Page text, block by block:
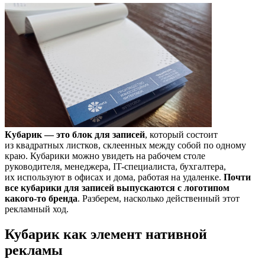
Кубарик — это блок для записей, который состоит
из квадратных листков, склеенных между собой по одному
краю. Кубарики можно увидеть на рабочем столе
руководителя, менеджера, IT-специалиста, бухгалтера,
их используют в офисах и дома, работая на удаленке. Почти
все кубарики для записей выпускаются с логотипом
какого-то бренда. Разберем, насколько действенный этот
рекламный ход.
Кубарик как элемент нативной
рекламы